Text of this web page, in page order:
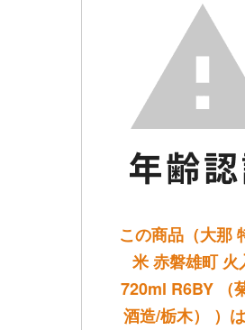
この商品（大那
米 赤磐雄町 火
720ml R6BY （
酒造/栃木） ）